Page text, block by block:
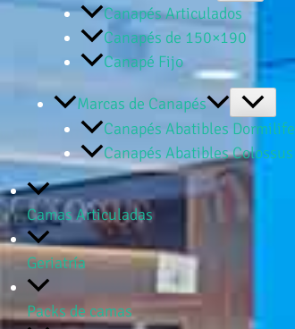
Canapés Articulados
Canapés de 150×190
Canapé Fijo
Marcas de Canapés
Canapés Abatibles Dormilife
Canapés Abatibles Colossus
Camas Articuladas
Geriatría
Packs de camas